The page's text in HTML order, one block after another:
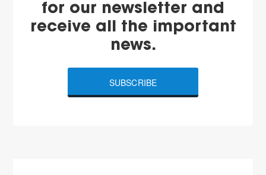
for our newsletter and
receive all the important
news.
SUBSCRIBE